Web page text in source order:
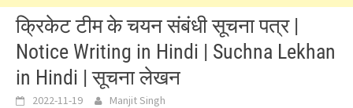
क्रिकेट टीम के चयन संबंधी सूचना पत्र |
Notice Writing in Hindi | Suchna Lekhan
in Hindi | सूचना लेखन
2022-11-19 Manjit Singh